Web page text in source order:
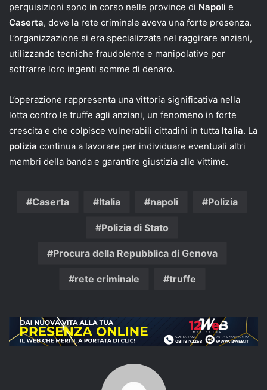
perquisizioni sono in corso nelle province di Napoli e
Caserta, dove la rete criminale aveva una forte presenza.
L’organizzazione si era specializzata nel raggirare anziani,
utilizzando tecniche fraudolente e manipolative per
sottrarre loro ingenti somme di denaro.
L’operazione rappresenta una vittoria significativa nella
lotta contro le truffe agli anziani, un fenomeno in forte
crescita e che colpisce vulnerabili cittadini in tutta Italia. La
polizia continua a lavorare per individuare eventuali altri
membri della banda e garantire giustizia alle vittime.
Caserta Italia napoli Polizia
Polizia di Stato
Procura della Repubblica di Genova
rete criminale truffe